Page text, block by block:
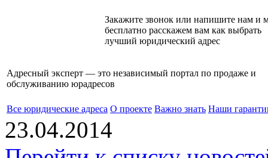
Закажите звонок или напишите нам и
бесплатно расскажем вам как выбрать
лучший юридический адрес
Адресный эксперт — это независимый портал по продаже и
обслуживанию юрадресов
Все юридические адреса О проекте Важно знать Наши
23.04.2014